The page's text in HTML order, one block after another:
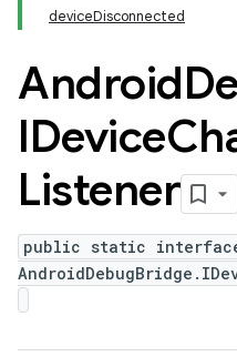
deviceDisconnected
Android
IDevice
Listener
public static